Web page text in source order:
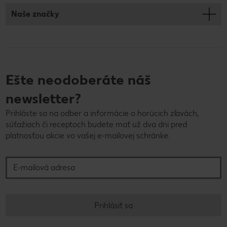
Naše značky
Ešte neodoberáte náš
newsletter?
Prihláste sa na odber a informácie o horúcich zľavách,
súťažiach či receptoch budete mať už dva dni pred
platnosťou akcie vo vašej e-mailovej schránke.
Prihlásiť sa